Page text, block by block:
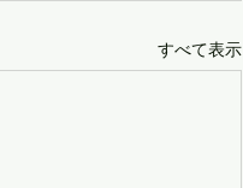
すべて表示